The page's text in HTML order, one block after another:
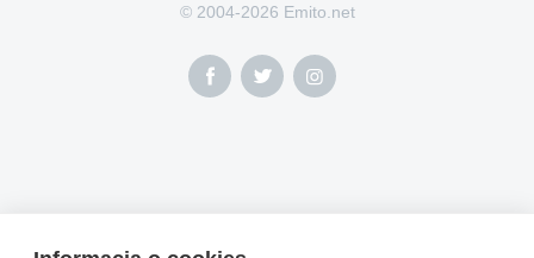
© 2004-2026 Emito.net